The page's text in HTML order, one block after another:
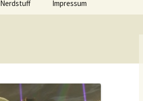
Nerdstuff Impressum